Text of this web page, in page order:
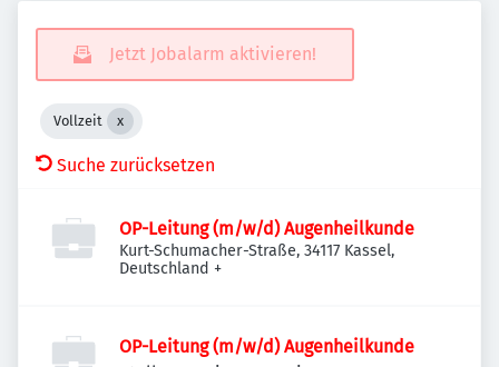
Jetzt Jobalarm aktivieren!
Vollzeit
Suche zurücksetzen
OP-Leitung (m/w/d) Augenheilkunde
Kurt-Schumacher-Straße, 34117 Kassel,
Deutschland +
OP-Leitung (m/w/d) Augenheilkunde